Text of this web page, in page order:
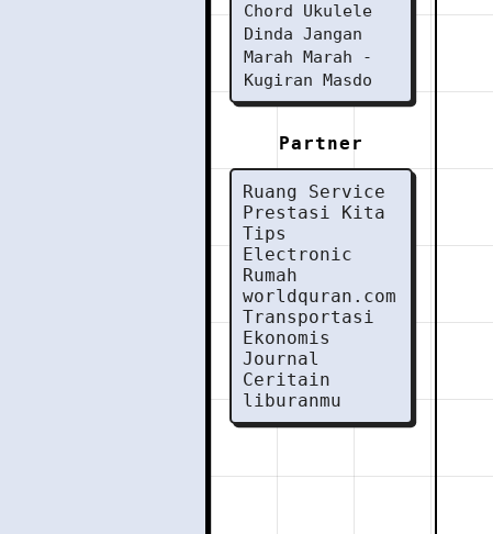
Chord Ukulele
Dinda Jangan
Marah Marah -
Kugiran Masdo
Partner
Ruang Service
Prestasi Kita
Tips
Electronic
Rumah
worldquran.com
Transportasi
Ekonomis
Journal
Ceritain
liburanmu